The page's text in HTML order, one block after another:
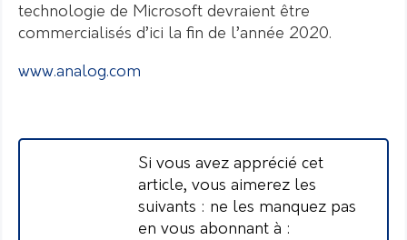
technologie de Microsoft devraient être
commercialisés d’ici la fin de l’année 2020.
www.analog.com
Si vous avez apprécié cet
article, vous aimerez les
suivants : ne les manquez pas
en vous abonnant à :